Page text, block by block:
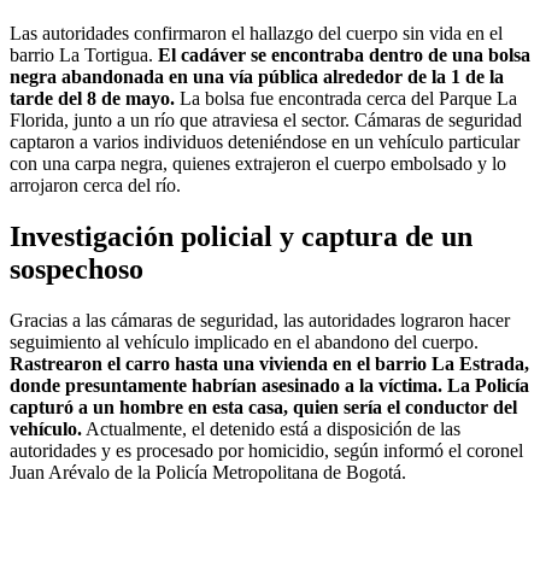
Las autoridades confirmaron el hallazgo del cuerpo sin vida en el
barrio La Tortigua. El cadáver se encontraba dentro de una bolsa
negra abandonada en una vía pública alrededor de la 1 de la
tarde del 8 de mayo. La bolsa fue encontrada cerca del Parque La
Florida, junto a un río que atraviesa el sector. Cámaras de seguridad
captaron a varios individuos deteniéndose en un vehículo particular
con una carpa negra, quienes extrajeron el cuerpo embolsado y lo
arrojaron cerca del río.
Investigación policial y captura de un
sospechoso
Gracias a las cámaras de seguridad, las autoridades lograron hacer
seguimiento al vehículo implicado en el abandono del cuerpo.
Rastrearon el carro hasta una vivienda en el barrio La Estrada,
donde presuntamente habrían asesinado a la víctima. La Policía
capturó a un hombre en esta casa, quien sería el conductor del
vehículo. Actualmente, el detenido está a disposición de las
autoridades y es procesado por homicidio, según informó el coronel
Juan Arévalo de la Policía Metropolitana de Bogotá.